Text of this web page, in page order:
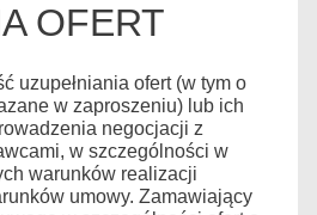
OFERT
uzupełniania ofert (w tym o
w zaproszeniu) lub ich
negocjacji z
w szczególności w
warunków realizacji
umowy. Zamawiający